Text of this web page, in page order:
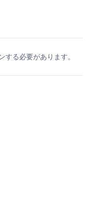
する必要があります。